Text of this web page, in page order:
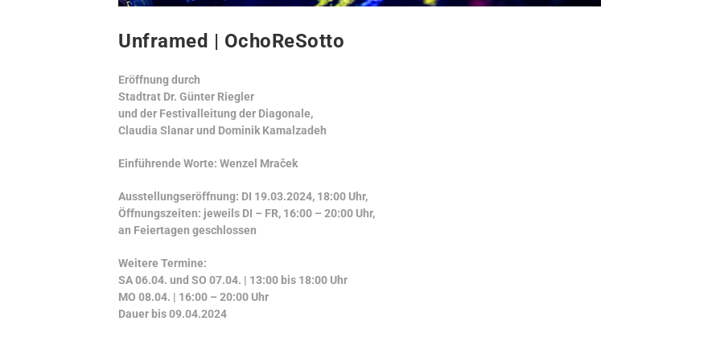
Unframed | OchoReSotto
Eröffnung durch
Stadtrat Dr. Günter Riegler
und der Festivalleitung der Diagonale,
Claudia Slanar und Dominik Kamalzadeh
Einführende Worte: Wenzel Mraček
Ausstellungseröffnung: DI 19.03.2024, 18:00 Uhr,
Öffnungszeiten: jeweils DI – FR, 16:00 – 20:00 Uhr,
an Feiertagen geschlossen
Weitere Termine:
SA 06.04. und SO 07.04. | 13:00 bis 18:00 Uhr
MO 08.04. | 16:00 – 20:00 Uhr
Dauer bis 09.04.2024